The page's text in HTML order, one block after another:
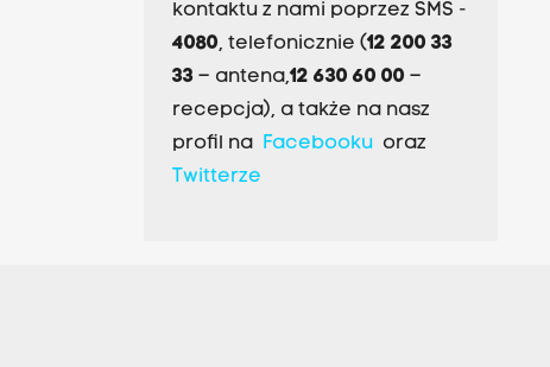
kontaktu z nami poprzez SMS -
4080, telefonicznie (12 200 33
33– antena,12 630 60 00 –
recepcja), a także na nasz
profil na Facebookuoraz
Twitterze